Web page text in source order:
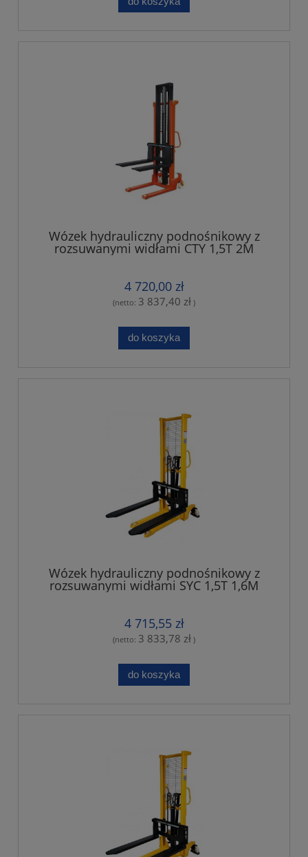
Wózek hydrauliczny podnośnikowy z
rozsuwanymi widłami CTY 1,5T 2M
4 720,00 zł
(netto: 3 837,40 zł )
do koszyka
Wózek hydrauliczny podnośnikowy z
rozsuwanymi widłami SYC 1,5T 1,6M
4 715,55 zł
(netto: 3 833,78 zł )
do koszyka